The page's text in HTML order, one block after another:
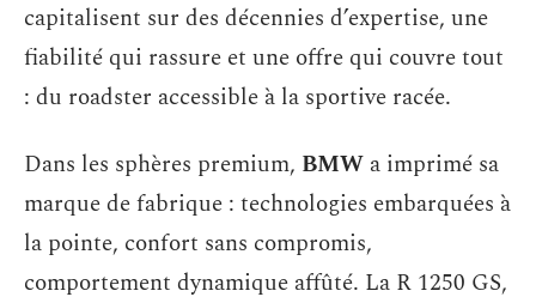
capitalisent sur des décennies d’expertise, une
fiabilité qui rassure et une offre qui couvre tout
: du roadster accessible à la sportive racée.
Dans les sphères premium, BMW a imprimé sa
marque de fabrique : technologies embarquées à
la pointe, confort sans compromis,
comportement dynamique affûté. La R 1250 GS,